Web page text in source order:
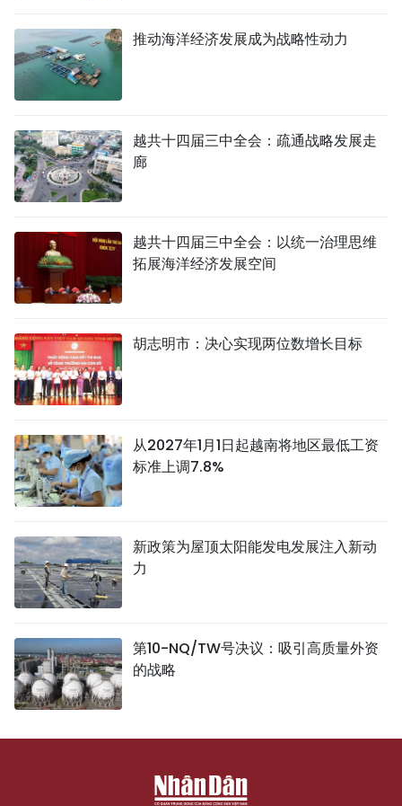
推动海洋经济发展成为战略性动力
越共十四届三中全会：疏通战略发展走
廊
越共十四届三中全会：以统一治理思维
拓展海洋经济发展空间
胡志明市：决心实现两位数增长目标
从2027年1月1日起越南将地区最低工资
标准上调7.8%
新政策为屋顶太阳能发电发展注入新动
力
第10-NQ/TW号决议：吸引高质量外资
的战略